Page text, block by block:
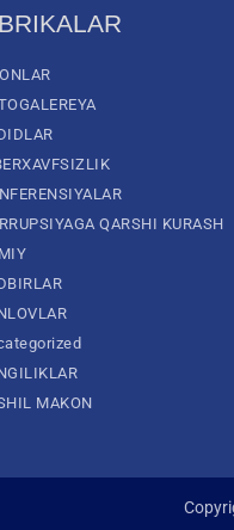
QARSHI KURASH
MAKON